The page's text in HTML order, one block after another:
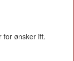
for ønsker ift.